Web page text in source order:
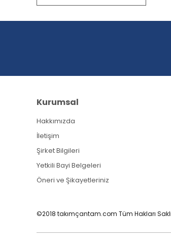
Ürün resmi kalitesiz, bozuk veya
Ürün açıklamasında eksik bilgiler
Kurumsal
Hakkımızda
İletişim
Şirket Bilgileri
Yetkili Bayi Belgeleri
Öneri ve Şikayetleriniz
©2018 takımçantam.com Tüm Hakları